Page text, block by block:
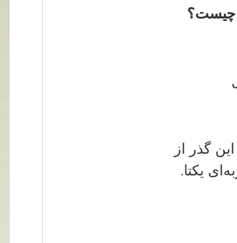
چیزی است که یک پیوند را واقعاً صمیمی می‌کند. این گذر از